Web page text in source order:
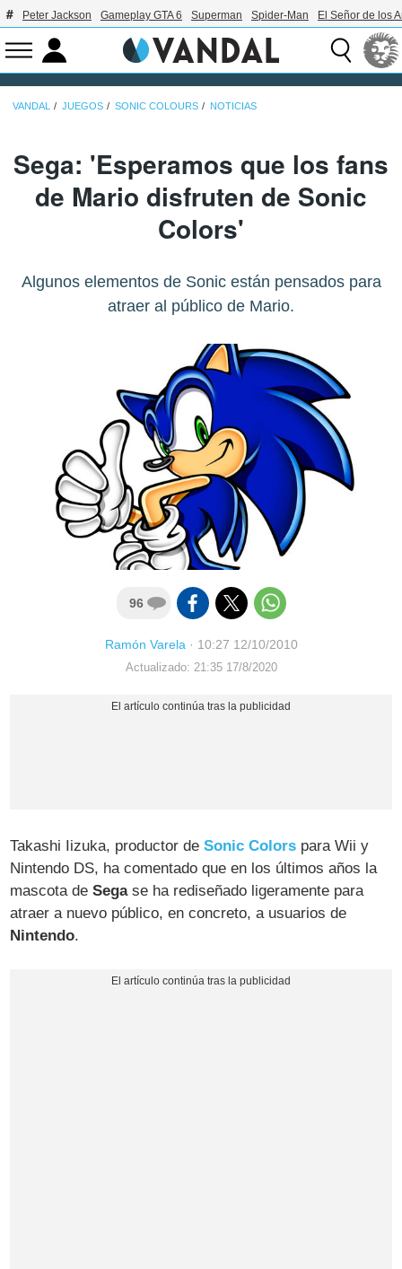
Peter Jackson Gameplay GTA 6 Superman Spider-Man El Señor de los
VANDAL JUEGOS SONIC COLOURS NOTICIAS
Sega: 'Esperamos que los fans
de Mario disfruten de Sonic
Colors'
Algunos elementos de Sonic están pensados para
atraer al público de Mario.
96
Ramón Varela· 10:27 12/10/2010
Actualizado: 21:35 17/8/2020
Takashi Iizuka, productor deSonic Colors para Wii y
Nintendo DS, ha comentado que en los últimos años la
mascota deSegase ha rediseñado ligeramente para
atraer a nuevo público, en concreto, a usuarios de
Nintendo.